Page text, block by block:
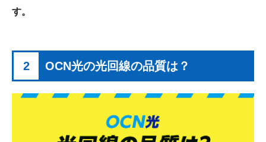
す。
2 OCN光の光回線の品質は？